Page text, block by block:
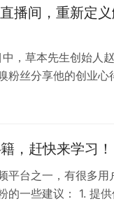
播间，重新定
，草本先生创始人
粉丝分享他的创业心
与同道雅集联合举
，赶快来学习！
台之一，有很多用
的一些建议： 1. 提